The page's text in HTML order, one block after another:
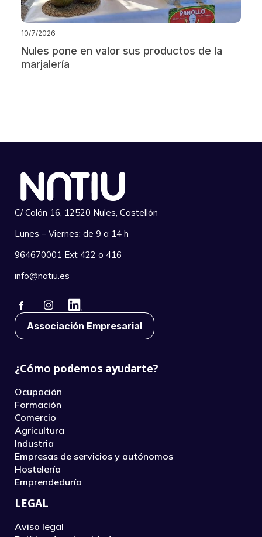
10/7/2026
Nules pone en valor sus productos de la
marjalería
C/ Colón 16, 12520 Nules, Castellón
Lunes – Viernes: de 9 a 14 h
964670001 Ext 422 o 416
info@natiu.es
Associación Empresarial
¿Cómo podemos ayudarte?
Ocupación
Formación
Comercio
Agricultura
Industria
Empresas de servicios y autónomos
Hostelería
Emprendeduría
LEGAL
Aviso legal